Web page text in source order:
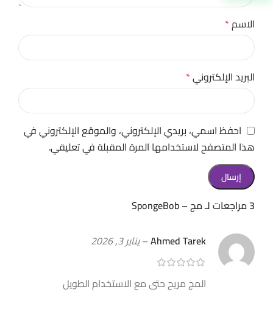
3 مراجعات لـ
مج – SpongeBob
Ahmed Tarek
–يناير 3, 2026
المج مريح حتى مع الاستخدام الطويل
الاسم*
البريد الإلكتروني*
احفظ اسمي، بريدي الإلكتروني، والموقع الإلكتروني في
هذا المتصفح لاستخدامها المرة المقبلة في تعليقي.